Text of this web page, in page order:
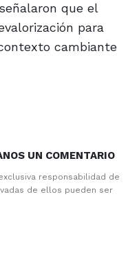
que el
para
cambiante
UN COMENTARIO
responsabilidad de
de ellos pueden ser